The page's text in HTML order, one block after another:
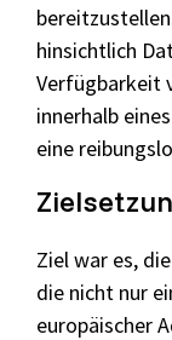
hinsichtlich
Verfügbarkeit
innerhalb
eine
Ziel war es,
die nicht nur
europäischer